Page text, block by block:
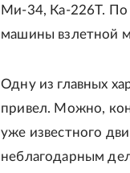
Ми-34, Ка-226Т. По
машины взлетной
Одну из главных
привел. Можно,
уже известного
неблагодарным